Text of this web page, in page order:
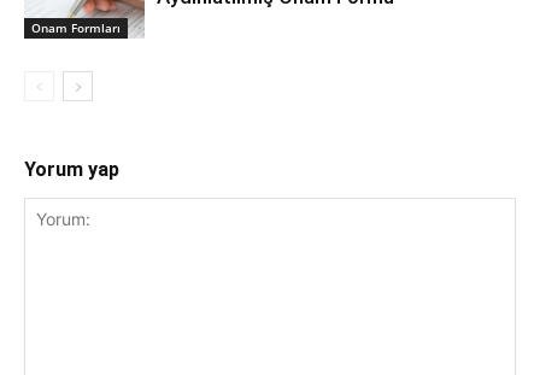
Onam Formları
Yorum yap